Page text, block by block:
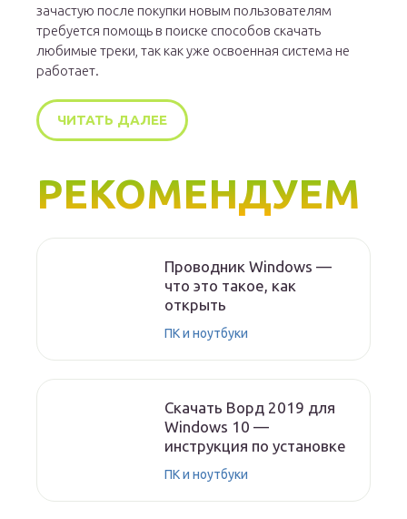
зачастую после покупки новым пользователям
требуется помощь в поиске способов скачать
любимые треки, так как уже освоенная система не
работает.
ЧИТАТЬ ДАЛЕЕ
РЕКОМЕНДУЕМ
Проводник Windows —
что это такое, как
открыть
ПК и ноутбуки
Скачать Ворд 2019 для
Windows 10 —
инструкция по установке
ПК и ноутбуки